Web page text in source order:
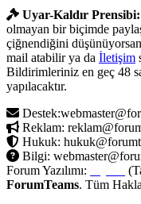
Uyar-Kaldır Prensibi:
olmayan bir biçimde
çiğnendiğini
mail atabilir ya da İletişim
Bildirimleriniz en geç 48
yapılacaktır.
Reklam:
Hukuk:
Bilgi:
Forum Yazılımı:
ForumTeams. Tüm